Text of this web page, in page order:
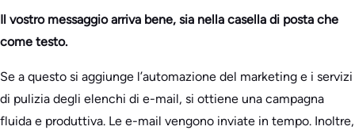
Il vostro messaggio arriva bene, sia nella casella di posta che
come testo.
Se a questo si aggiunge l’automazione del marketing e i servizi
di pulizia degli elenchi di e-mail, si ottiene una campagna
fluida e produttiva. Le e-mail vengono inviate in tempo. Inoltre,